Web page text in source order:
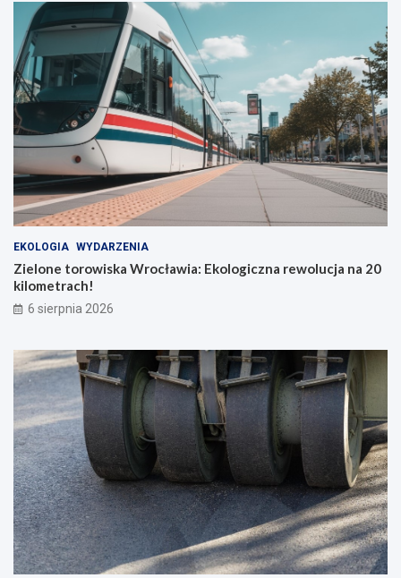
EKOLOGIA WYDARZENIA
Zielone torowiska Wrocławia: Ekologiczna rewolucja na 20
kilometrach!
6 sierpnia 2026